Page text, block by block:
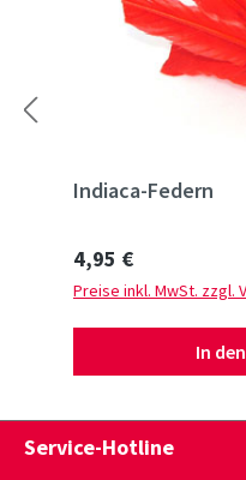
Indiaca-Federn
Regulärer Preis:
4,95 €
Preise inkl. MwSt. zzgl.
In
Service-Hotline